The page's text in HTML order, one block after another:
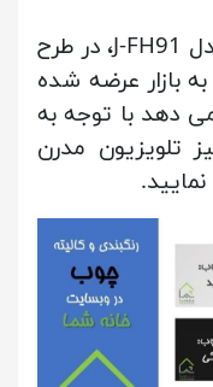
میز تلویزیون مدرن هندسی مدل J-FH91، در طرح
بازار عرضه شده
دهد با توجه به
تلویزیون مدرن